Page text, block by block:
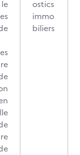
ostics
immo
biliers